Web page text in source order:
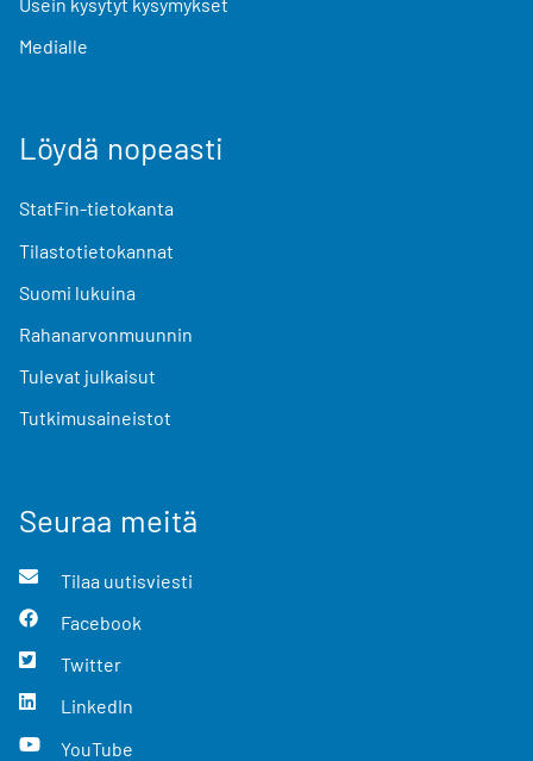
Medialle
Löydä nopeasti
StatFin-tietokanta
Tilastotietokannat
Suomi lukuina
Rahanarvonmuunnin
Tulevat julkaisut
Tutkimusaineistot
Seuraa meitä
Tilaa uutisviesti
Facebook
Twitter
LinkedIn
YouTube